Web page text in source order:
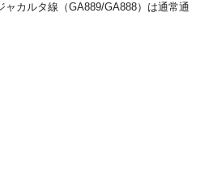
ャカルタ線（GA889/GA888）は通常通